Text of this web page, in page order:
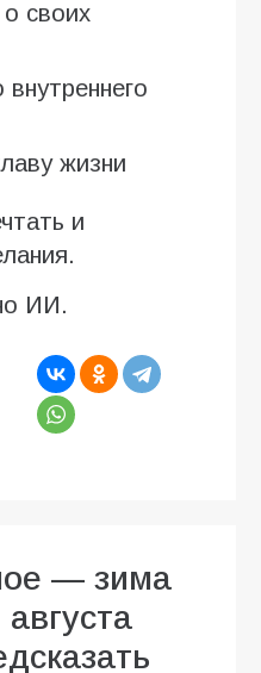
своих
жизни
и
ИИ.
— зима